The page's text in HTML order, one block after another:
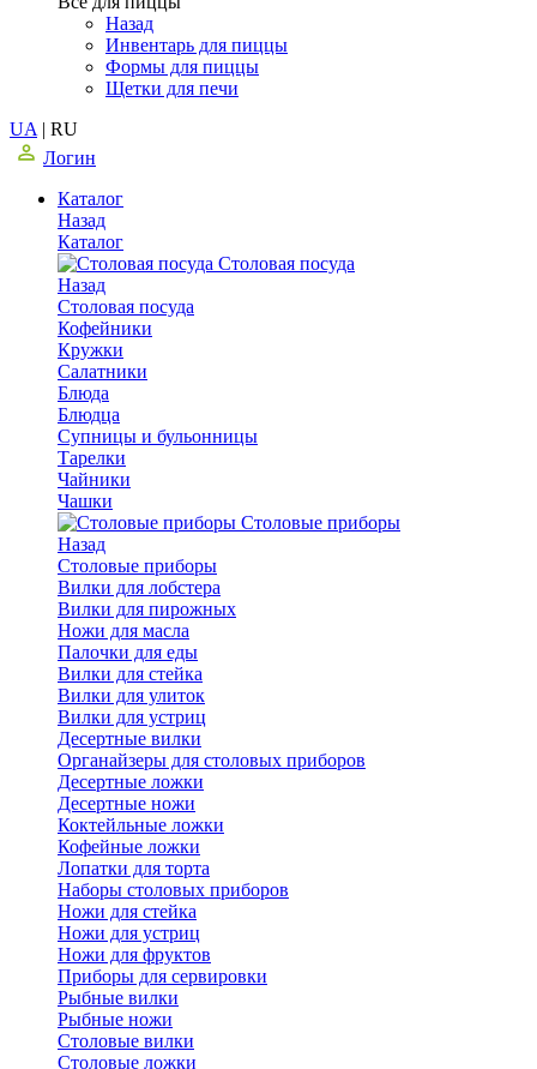
Назад
Инвентарь для пиццы
Формы для пиццы
Щетки для печи
UA | RU
Логин
Каталог
Назад
Каталог
Столовая посуда
Назад
Столовая посуда
Кофейники
Кружки
Салатники
Блюда
Блюдца
Супницы и бульонницы
Тарелки
Чайники
Чашки
Cтоловые приборы
Назад
Cтоловые приборы
Вилки для лобстера
Вилки для пирожных
Ножи для масла
Палочки для еды
Вилки для стейка
Вилки для улиток
Вилки для устриц
Десертные вилки
Органайзеры для столовых приборов
Десертные ложки
Десертные ножи
Коктейльные ложки
Кофейные ложки
Лопатки для торта
Наборы столовых приборов
Ножи для стейка
Ножи для устриц
Ножи для фруктов
Приборы для сервировки
Рыбные вилки
Рыбные ножи
Столовые вилки
Столовые ложки